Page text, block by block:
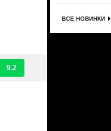
9.2
ВСЕ НОВИНКИ